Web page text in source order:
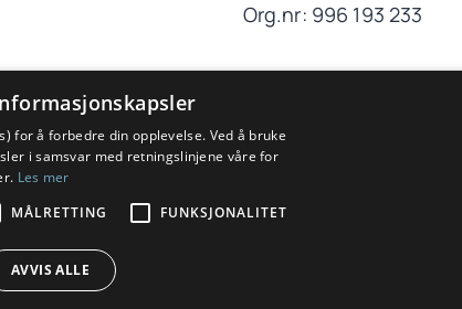
Org.nr: 996 193 233
yrkessykdom, trafikkskade og pasientskade.
for å forbedre din opplevelse. Ved å bruke
i samsvar med retningslinjene våre for
Les mer
MÅLRETTING FUNKSJONALITET
AVVIS ALLE